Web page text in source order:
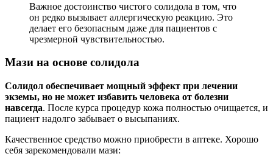
Важное достоинство чистого солидола в том, что
он редко вызывает аллергическую реакцию. Это
делает его безопасным даже для пациентов с
чрезмерной чувствительностью.
Мази на основе солидола
Солидол обеспечивает мощный эффект при лечении
экземы, но не может избавить человека от болезни
навсегда. После курса процедур кожа полностью очищается, и
пациент надолго забывает о высыпаниях.
Качественное средство можно приобрести в аптеке. Хорошо
себя зарекомендовали мази: